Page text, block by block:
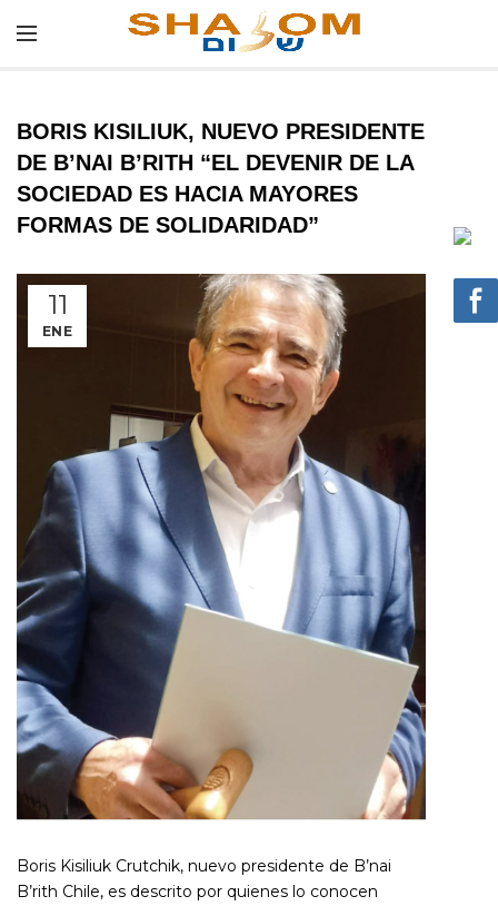
BORIS KISILIUK, NUEVO PRESIDENTE
DE B’NAI B’RITH “EL DEVENIR DE LA
SOCIEDAD ES HACIA MAYORES
FORMAS DE SOLIDARIDAD”
11
ENE
Boris Kisiliuk Crutchik, nuevo presidente de B’nai
B’rith Chile, es descrito por quienes lo conocen